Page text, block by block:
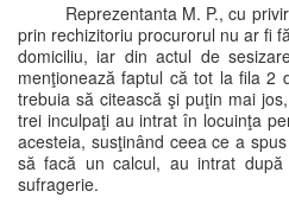
Reprezentanta M. P., cu
prin rechizitoriu procurorul nu ar fi
domiciliu, iar din actul de
menţionează faptul că tot la fila 2
trebuia să citească şi puţin mai
trei inculpaţi au intrat în locuinţa
acesteia, susţinând ceea ce a
să facă un calcul, au intrat
sufragerie.